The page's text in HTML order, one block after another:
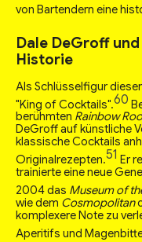
von Bartendern eine
Dale DeGroff
Historie
Als Schlüsselfigur
"King of Cocktails".60
berühmten Rainbow
DeGroff auf künstliche
klassische Cocktails
Originalrezepten.51 Er
trainierte eine neue
2004 das Museum of
wie dem Cosmopolitan
komplexere Note zu
Aperitifs und